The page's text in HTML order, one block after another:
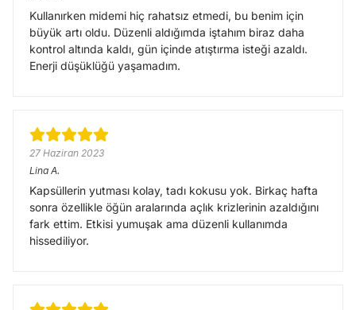
Kullanırken midemi hiç rahatsız etmedi, bu benim için
büyük artı oldu. Düzenli aldığımda iştahım biraz daha
kontrol altında kaldı, gün içinde atıştırma isteği azaldı.
Enerji düşüklüğü yaşamadım.
27 Haziran 2023
Lina A.
Kapsüllerin yutması kolay, tadı kokusu yok. Birkaç hafta
sonra özellikle öğün aralarında açlık krizlerinin azaldığını
fark ettim. Etkisi yumuşak ama düzenli kullanımda
hissediliyor.